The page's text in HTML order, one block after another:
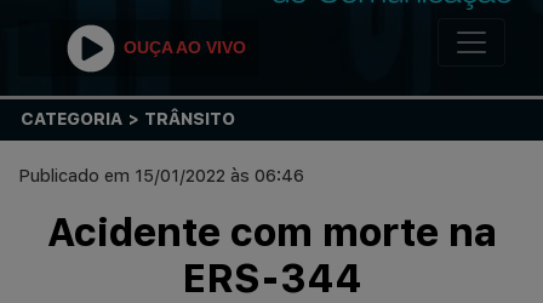
OUÇA AO VIVO
CATEGORIA > TRÂNSITO
Publicado em 15/01/2022 às 06:46
Acidente com morte na
ERS-344